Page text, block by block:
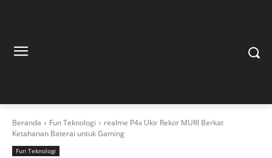
Beranda Fun Teknologi
realme P4x Ukir Rekor MURI Berkat
Ketahanan Baterai untuk Gaming
Fun Teknologi